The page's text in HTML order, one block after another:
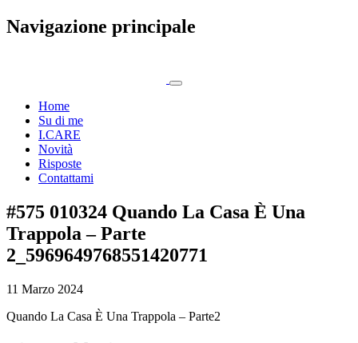
Navigazione principale
Home
Su di me
I.CARE
Novità
Risposte
Contattami
#575 010324 Quando La Casa È Una
Trappola – Parte
2_5969649768551420771
11 Marzo 2024
Quando La Casa È Una Trappola – Parte2